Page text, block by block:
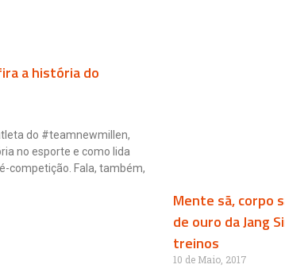
a história do
do #teamnewmillen,
no esporte e como lida
competição. Fala, também,
Mente sã, corpo
de ouro da Jang
treinos
10 de Maio, 2017